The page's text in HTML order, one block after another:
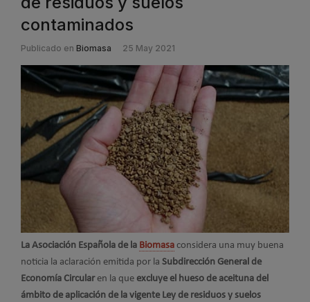
contaminados
Publicado en Biomasa 25 May 2021
La Asociación Española de la Biomasa considera una muy buena
noticia la aclaración emitida por la Subdirección General de
Economía Circularen la que excluye el hueso de aceituna del
ámbito de aplicación de la vigente Ley de residuos y suelos